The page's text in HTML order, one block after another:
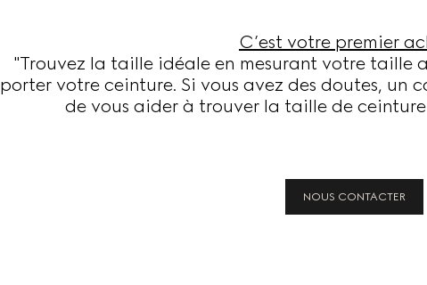
C’est votre premier
"Trouvez la taille idéale en mesurant votre taille
porter votre ceinture. Si vous avez des doutes, un
de vous aider à trouver la taille de
NOUS CONTACTER